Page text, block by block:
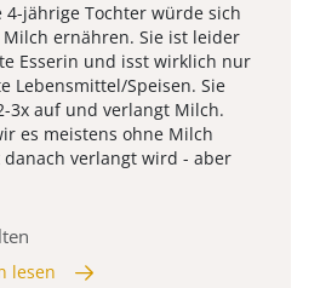
4-jährige Tochter würde sich
ernähren. Sie ist leider
Esserin und isst wirklich nur
Lebensmittel/Speisen. Sie
3x auf und verlangt Milch.
es meistens ohne Milch
verlangt wird - aber
lesen